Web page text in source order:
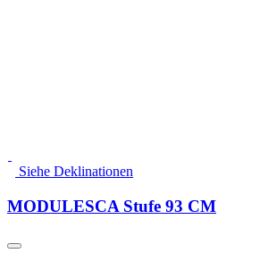
Siehe Deklinationen
MODULESCA Stufe 93 CM